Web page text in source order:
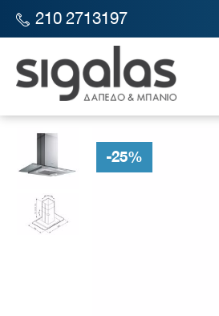
210 2713197
SIGALAS STORE ΚΟΥΖΙΝΑ
-25%